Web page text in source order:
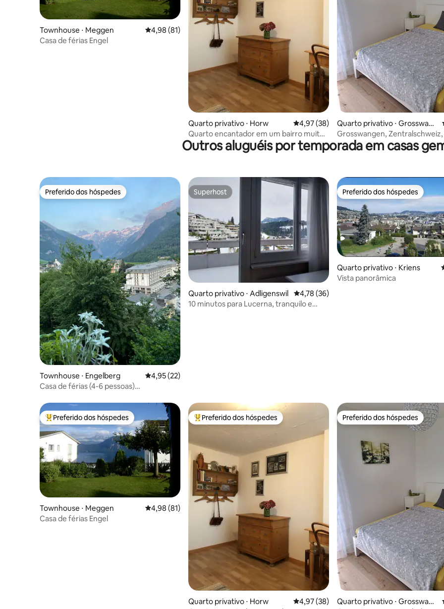
Townhouse ⋅ Meggen 4,98 de uma avaliação média de 5, 81 avaliações
4,98 (81)
Casa de férias Engel
Quarto privativo ⋅ Horw 4,97 de uma avaliação média de 5, 38
4,97 (38)
Quarto encantador em um bairro muito
tranquilo
Quarto privativo ⋅ Grosswang
en
Grosswangen,
encantador
Outros aluguéis por temporada em casas
Preferido dos hóspedes
Preferido dos hóspedes
Townhouse ⋅ Engelberg 4,95 de uma avaliação média de 5, 22 avaliações
4,95 (22)
Casa de férias (4-6 pessoas)
Superhost
Superhost
Quarto privativo ⋅ Adligenswil 4,78 de uma avaliação média de 5, 36
4,78 (36)
10 minutos para Lucerna, tranquilo e
Preferido dos hóspedes
Preferido dos hóspedes
Quarto privativo ⋅ Kriens
Vista panorâmica
Entre os melhores preferidos dos hóspedes
Preferido dos hóspedes
Townhouse ⋅ Meggen 4,98 de uma avaliação média de 5, 81 avaliações
4,98 (81)
Casa de férias Engel
Entre os melhores preferidos dos hóspedes
Preferido dos hóspedes
Quarto privativo ⋅ Horw 4,97 de uma avaliação média de 5, 38
4,97 (38)
Preferido dos hóspedes
Preferido dos hóspedes
Quarto privativo ⋅ Grosswang